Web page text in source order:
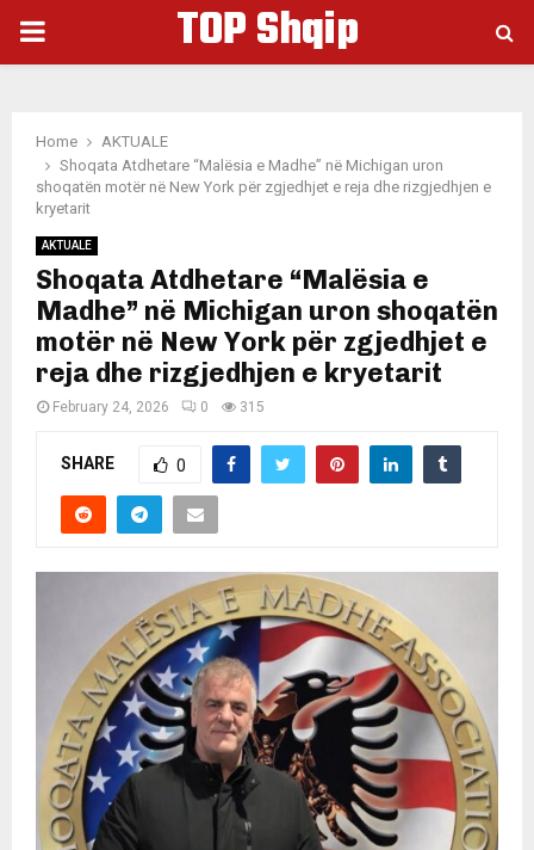
PRIMARY
TOP Shqip
Home
AKTUALE
Shoqata Atdhetare “Malësia e Madhe” në Michigan uron
shoqatën motër në New York për zgjedhjet e reja dhe rizgjedhjen e
kryetarit
AKTUALE
Shoqata Atdhetare “Malësia e
Madhe” në Michigan uron shoqatën
motër në New York për zgjedhjet e
reja dhe rizgjedhjen e kryetarit
February 24, 2026 0 315
SHARE 0